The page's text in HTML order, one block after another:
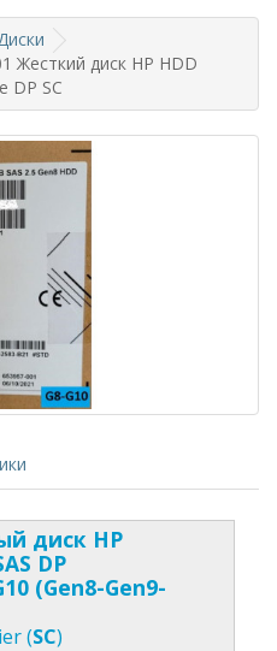
Жесткий диск HP HDD
DP SC
диск HP
DP
(Gen8-Gen9-
(SC)